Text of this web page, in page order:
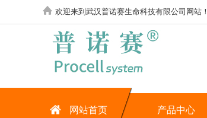
欢迎来到武汉普诺赛生命科技有限公司网站！
网站首页 产品中心